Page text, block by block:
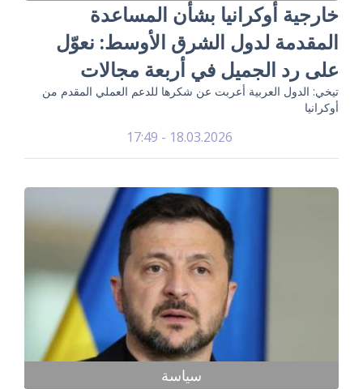
خارجية أوكرانيا بشأن المساعدة
المقدمة لدول الشرق الأوسط: نعوّل
على رد الجميل في أربعة مجالات
تيخي: الدول العربية أعربت عن شكرها للدعم العملي المقدم من
أوكرانيا
18.03.2026 - 17:49
سياسة